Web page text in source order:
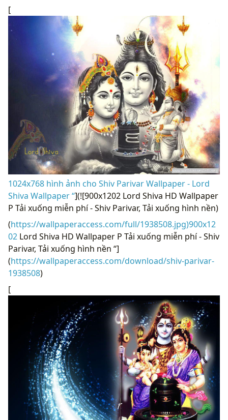
[
1024x768 hình ảnh cho Shiv Parivar Wallpaper - Lord
Shiva Wallpaper “](![900x1202 Lord Shiva HD Wallpaper
P Tải xuống miễn phí - Shiv Parivar, Tải xuống hình nền)
(https://wallpaperaccess.com/full/1938508.jpg)900x12
02 Lord Shiva HD Wallpaper P Tải xuống miễn phí - Shiv
Parivar, Tải xuống hình nền “]
(https://wallpaperaccess.com/download/shiv-parivar-
1938508)
[